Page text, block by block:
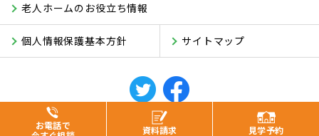
お電話で
資料請求 見学予約
老人ホームのお役立ち情報
サイトマップ
個人情報保護基本方針
© ASUKI Inc.